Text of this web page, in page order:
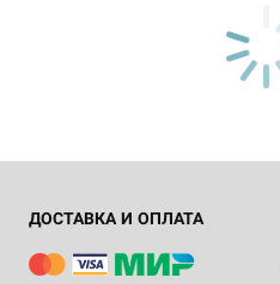
ДОСТАВКА И ОПЛАТА